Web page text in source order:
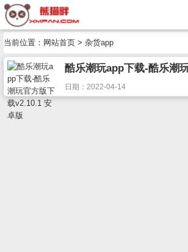
当前位置： 网站首页 > 杂货app
日期：2022-04-14